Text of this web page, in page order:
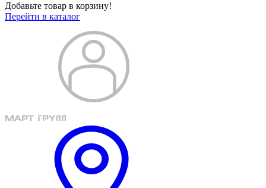
Добавьте товар в корзину!
Перейти в каталог